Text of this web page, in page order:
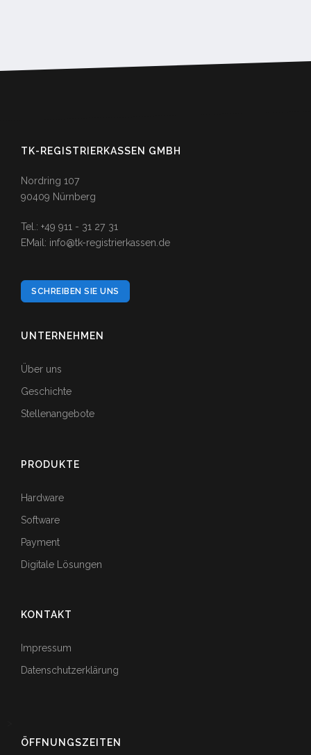
TK-REGISTRIERKASSEN GMBH
Nordring 107
90409 Nürnberg
Tel.: +49 911 - 31 27 31
EMail: info@tk-registrierkassen.de
SCHREIBEN SIE UNS
UNTERNEHMEN
Über uns
Geschichte
Stellenangebote
PRODUKTE
Hardware
Software
Payment
Digitale Lösungen
KONTAKT
Impressum
Datenschutzerklärung
ÖFFNUNGSZEITEN